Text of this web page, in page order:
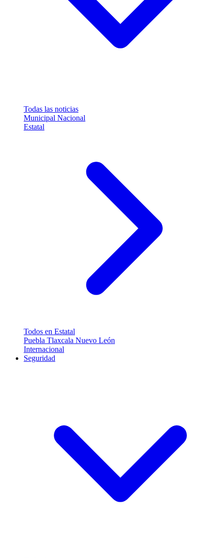
Todas las noticias
Municipal Nacional
Estatal
Todos en Estatal
Puebla Tlaxcala Nuevo León
Internacional
Seguridad